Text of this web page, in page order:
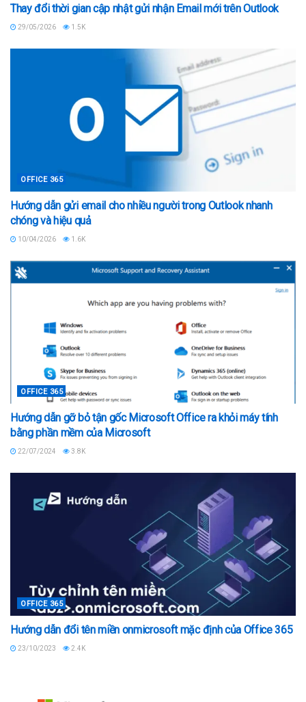
Thay đổi thời gian cập nhật gửi nhận Email mới trên Outlook
29/05/2026 1.5K
OFFICE 365
Hướng dẫn gửi email cho nhiều người trong Outlook nhanh
chóng và hiệu quả
10/04/2026 1.6K
OFFICE 365
Hướng dẫn gỡ bỏ tận gốc Microsoft Office ra khỏi máy tính
bằng phần mềm của Microsoft
22/07/2024 3.8K
OFFICE 365
Hướng dẫn đổi tên miền onmicrosoft mặc định của Office 365
23/10/2023 2.4K